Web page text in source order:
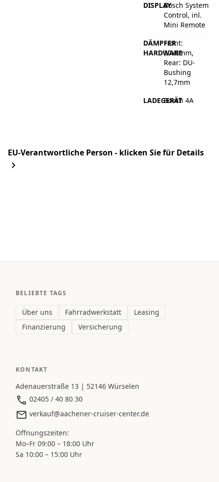
DISPLAYBosch System
Control, inl.
Mini Remote
DÄMPFER
HARDWARE
Front:
30x8mm,
Rear: DU-
Bushing
12,7mm
LADEGERÄT
Bosch 4A
EU-Verantwortliche Person - klicken Sie für Details
BELIEBTE TAGS
Über uns Fahrradwerkstatt
Leasing
Finanzierung
Versicherung
KONTAKT
Adenauerstraße 13 | 52146 Würselen
02405 / 40 80 30
verkauf@aachener-cruiser-center.de
Öffnungszeiten:
Mo–Fr 09:00 – 18:00 Uhr
Sa 10:00 – 15:00 Uhr